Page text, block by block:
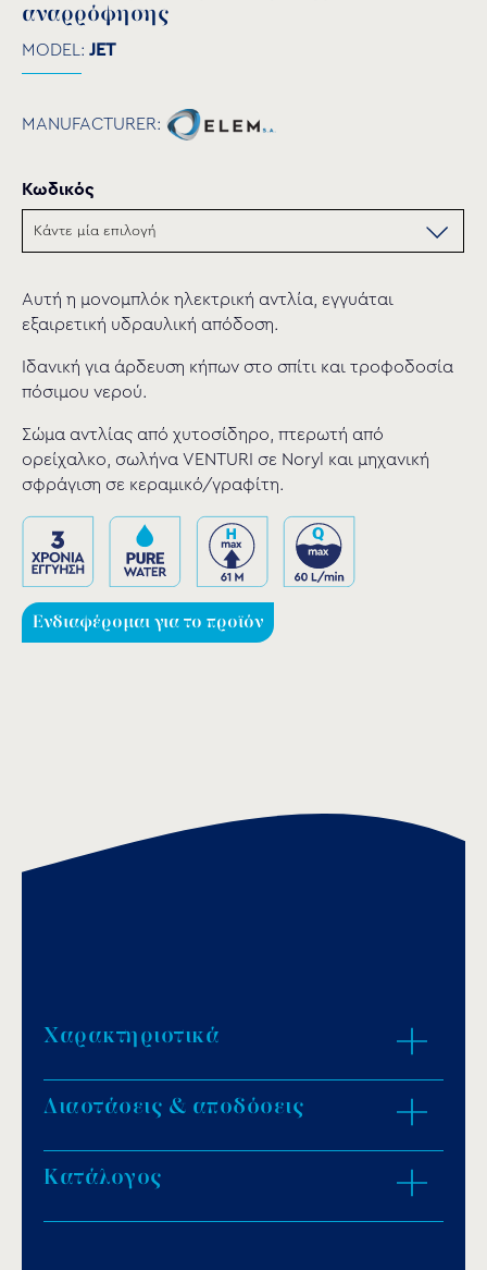
αναρρόφησης
MODEL: JET
MANUFACTURER:
Κωδικός
Αυτή η μονομπλόκ ηλεκτρική αντλία, εγγυάται
εξαιρετική υδραυλική απόδοση.
Ιδανική για άρδευση κήπων στο σπίτι και τροφοδοσία
πόσιμου νερού.
Σώμα αντλίας από χυτοσίδηρο, πτερωτή από
ορείχαλκο, σωλήνα VENTURI σε Noryl και μηχανική
σφράγιση σε κεραμικό/γραφίτη.
Ενδιαφέρομαι για το προϊόν
Χαρακτηριστικά
Σώµα αντλίας: Χυτοσίδηρος.
Τάση: 230V/50Hz.
Χρήση: καθαρά ύδατα.
Διαστάσεις & αποδόσεις
Κατάλογος